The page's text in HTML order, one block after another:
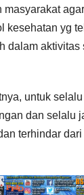
masyarakat
kesehatan yg
dalam aktivitas
untuk
dan selalu
terhindar